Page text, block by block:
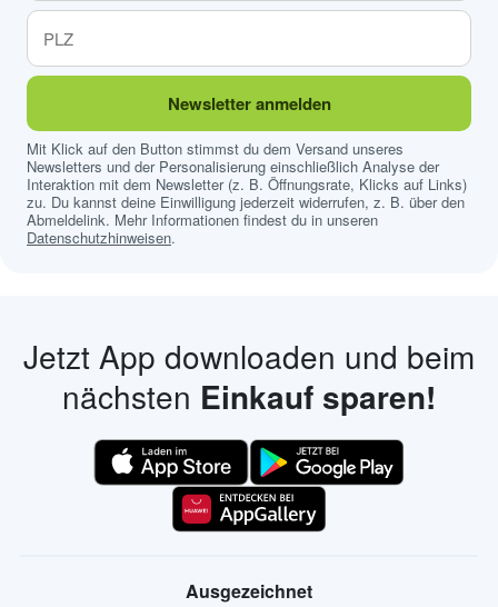
Newsletter anmelden
Mit Klick auf den Button stimmst du dem Versand unseres
Newsletters und der Personalisierung einschließlich Analyse der
Interaktion mit dem Newsletter (z. B. Öffnungsrate, Klicks auf Links)
zu. Du kannst deine Einwilligung jederzeit widerrufen, z. B. über den
Abmeldelink. Mehr Informationen findest du in unseren
Datenschutzhinweisen.
Jetzt App downloaden und beim
nächsten Einkauf sparen!
Ausgezeichnet